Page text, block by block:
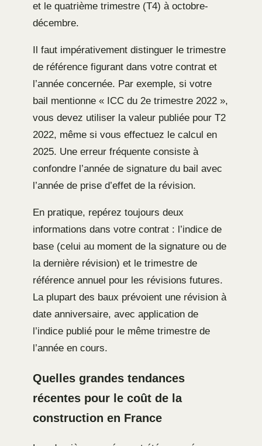
et le quatrième trimestre (T4) à octobre-
décembre.
Il faut impérativement distinguer le trimestre
de référence figurant dans votre contrat et
l’année concernée. Par exemple, si votre
bail mentionne « ICC du 2e trimestre 2022 »,
vous devez utiliser la valeur publiée pour T2
2022, même si vous effectuez le calcul en
2025. Une erreur fréquente consiste à
confondre l’année de signature du bail avec
l’année de prise d’effet de la révision.
En pratique, repérez toujours deux
informations dans votre contrat : l’indice de
base (celui au moment de la signature ou de
la dernière révision) et le trimestre de
référence annuel pour les révisions futures.
La plupart des baux prévoient une révision à
date anniversaire, avec application de
l’indice publié pour le même trimestre de
l’année en cours.
Quelles grandes tendances
récentes pour le coût de la
construction en France